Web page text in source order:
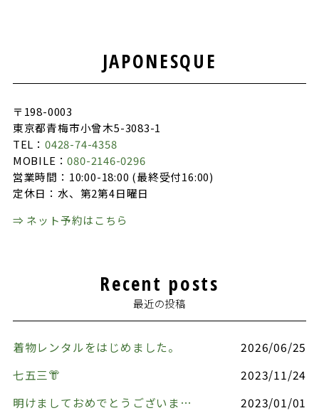
JAPONESQUE
〒198-0003
東京都青梅市小曾木5-3083-1
TEL：0428-74-4358
MOBILE：080-2146-0296
営業時間：10:00-18:00 (最終受付16:00)
定休日：水、第2第4日曜日
⇒ ネット予約はこちら
Recent posts
最近の投稿
着物レンタルをはじめました。
2026/06/25
七五三👘
2023/11/24
明けましておめでとうございます🎍
2023/01/01